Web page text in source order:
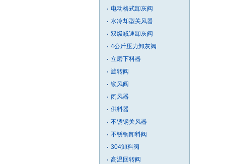
电动格式卸灰阀
水冷却型关风器
双级减速卸灰阀
4公斤压力卸灰阀
立磨下料器
旋转阀
锁风阀
闭风器
供料器
不锈钢关风器
不锈钢卸料阀
304卸料阀
高温回转阀